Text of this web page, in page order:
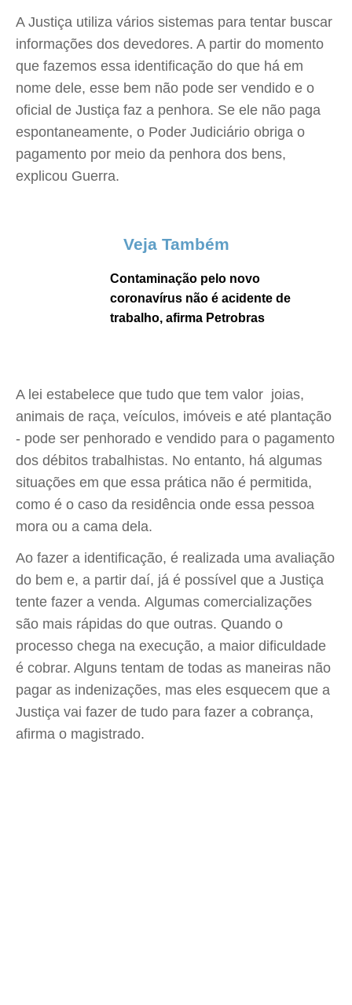
A Justiça utiliza vários sistemas para tentar buscar
informações dos devedores. A partir do momento
que fazemos essa identificação do que há em
nome dele, esse bem não pode ser vendido e o
oficial de Justiça faz a penhora. Se ele não paga
espontaneamente, o Poder Judiciário obriga o
pagamento por meio da penhora dos bens,
explicou Guerra.
Veja Também
Contaminação pelo novo
coronavírus não é acidente de
trabalho, afirma Petrobras
A lei estabelece que tudo que tem valor  joias,
animais de raça, veículos, imóveis e até plantação
- pode ser penhorado e vendido para o pagamento
dos débitos trabalhistas. No entanto, há algumas
situações em que essa prática não é permitida,
como é o caso da residência onde essa pessoa
mora ou a cama dela.
Ao fazer a identificação, é realizada uma avaliação
do bem e, a partir daí, já é possível que a Justiça
tente fazer a venda. Algumas comercializações
são mais rápidas do que outras. Quando o
processo chega na execução, a maior dificuldade
é cobrar. Alguns tentam de todas as maneiras não
pagar as indenizações, mas eles esquecem que a
Justiça vai fazer de tudo para fazer a cobrança,
afirma o magistrado.